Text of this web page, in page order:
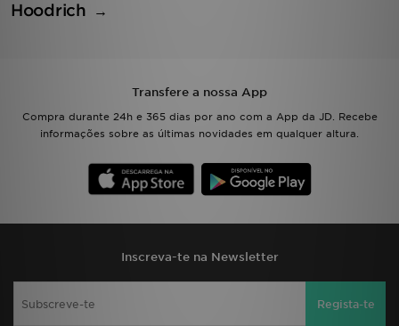
Hoodrich
Transfere a nossa App
Compra durante 24h e 365 dias por ano com a App da JD. Recebe
informações sobre as últimas novidades em qualquer altura.
Inscreva-te na Newsletter
Regista-te